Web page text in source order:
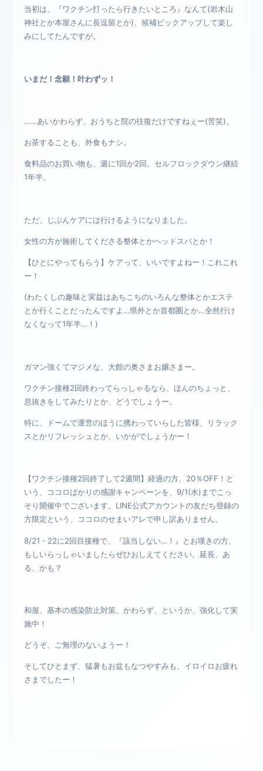
当初は、『ワクチン打ったら行きたいところ』なんて(岩木山
神社とか本屋さんに長逗留とか)、候補ピックアップして楽し
みにしてたんですが。
いまだ！念願！叶わずッ！
……あいかわらず、おうちと院の往復だけですねぇー(苦笑)。
お茶することも、外食もナシ。
食料品のお買い物も、週に1回か2回。セルフロックダウン継続
1年半。
ただ、じぶんケアには行けるようになりました。
女性の方が施術してくださる整体とかヘッドスパとか！
【ひとにやってもらう】ケアって、いいですよねー！これこれ
ー！
(わたくしの趣味と実益はあちこちのいろんな整体とかエステ
とか行くことだったんですよ…県外とか首都圏とか…全然行け
なくなって1年半…！)
ガマン強くてマジメな、大館の奥さまお嬢さまー。
ワクチン接種2回終わってらっしゃるなら、ほんのちょっと、
息抜きをしてみたりとか、どうでしょうー。
特に、ドームで運営のほうに携わっていらした皆様、リラック
スとかリフレッシュとか、いかがでしょうかー！
【ワクチン接種2回終了して2週間】経過の方、20％OFF！と
いう、ココロばかりの感謝キャンペーンを、9/1(水)までこっ
そり開催中でございます。LINE公式アカウントの友だち登録の
方限定という、ココロのせまいアレで申し訳ありません。
8/21・22に2回目接種で、『該当しない…！』とお嘆きの方、
もしいらっしゃいましたらぜひおしえてください。延長、あ
る、かも？
和屋、基本の感染防止対策、かわらず、というか、強化して実
施中！
どうぞ、ご無理のないようー！
そしてひとまず、猛暑もお盆もなつやすみも、イロイロお疲れ
さまでしたー！